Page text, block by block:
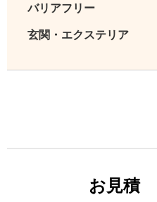
バリアフリー
玄関・エクステリア
お見積